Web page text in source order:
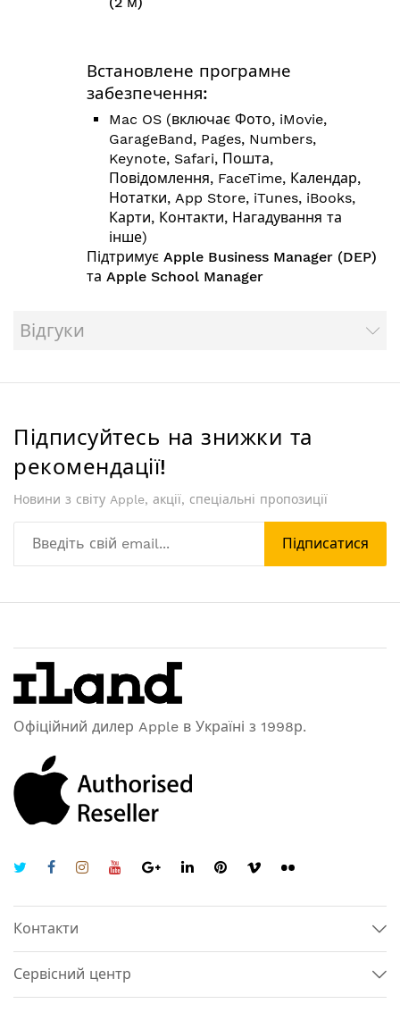
Встановлене програмне
забезпечення:
Mac OS (включає Фото, iMovie,
GarageBand, Pages, Numbers,
Keynote, Safari, Пошта,
Повідомлення, FaceTime, Календар,
Нотатки, App Store, iTunes, iBooks,
Карти, Контакти, Нагадування та
інше)
Підтримує Apple Business Manager (DEP)
та Apple School Manager
Відгуки
Підписуйтесь на знижки та
рекомендації!
Новини з світу Apple, акції, спеціальні пропозиції
Підписатися
Офіційний дилер Apple в Україні з 1998р.
Контакти
Сервісний центр